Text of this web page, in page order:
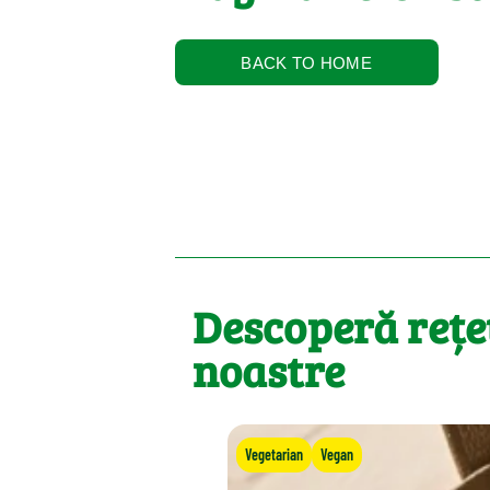
BACK TO HOME
Descoperă
noastre
Vegetarian Vegan